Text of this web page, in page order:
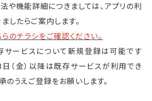
や機能詳細につきましては、アプリの利
したらご案内します。
のチラシをご確認ください。
ービスについて新規登録は可能です
日（金）以降は既存サービスが利用でき
のうえご登録をお願いします。